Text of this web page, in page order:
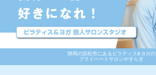
静岡の浜松市にあるピラティス&ヨガの
プライベートサロンやすらぎ